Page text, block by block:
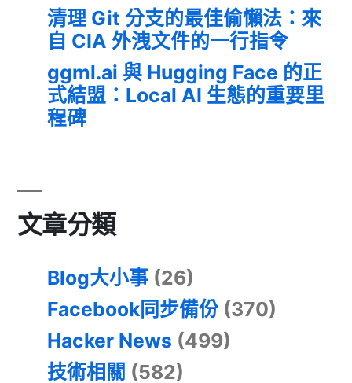
清理 Git 分支的最佳偷懶法：來
自 CIA 外洩文件的一行指令
ggml.ai 與 Hugging Face 的正
式結盟：Local AI 生態的重要里
程碑
文章分類
Blog大小事 (26)
Facebook同步備份 (370)
Hacker News (499)
技術相關 (582)